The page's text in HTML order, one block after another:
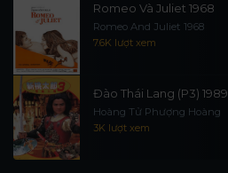
Romeo Và Juliet 1968
Romeo And Juliet 1968
7.6K lượt xem
Đào Thái Lang (P3) 1989
Hoàng Tử Phượng Hoàng
3K lượt xem